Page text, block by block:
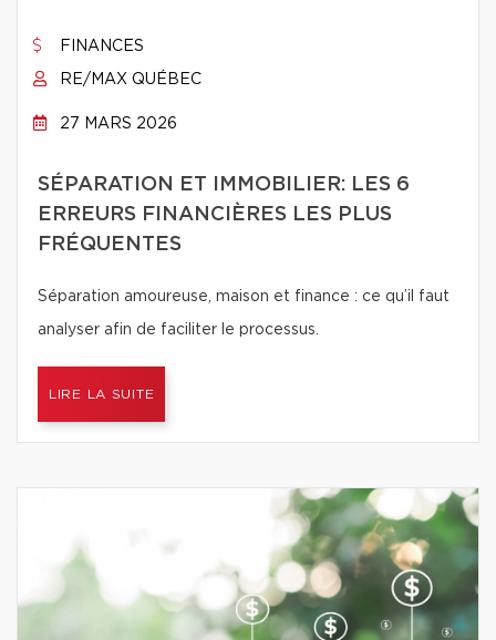
FINANCES
RE/MAX QUÉBEC
27 MARS 2026
SÉPARATION ET IMMOBILIER: LES 6
ERREURS FINANCIÈRES LES PLUS
FRÉQUENTES
Séparation amoureuse, maison et finance : ce qu’il faut
analyser afin de faciliter le processus.
LIRE LA SUITE